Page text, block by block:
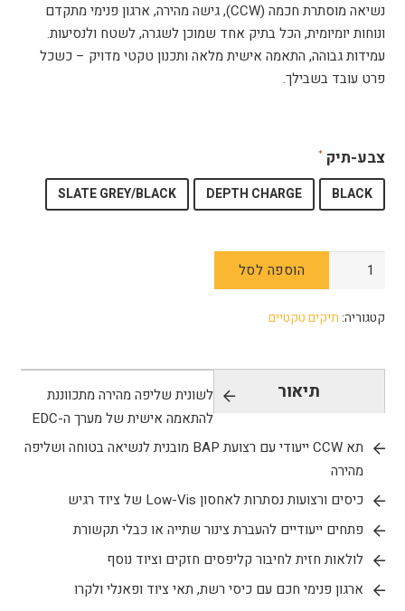
נשיאה מוסתרת חכמה (CCW), גישה מהירה, ארגון פנימי מתקדם
ונוחות יומיומית, הכל בתיק אחד שמוכן לשגרה, לשטח ולנסיעות.
עמידות גבוהה, התאמה אישית מלאה ותכנון טקטי מדויק – כשכל
פרט עובד בשבילך.
צבע-תיק
BLACK
DEPTH CHARGE
SLATE GREY/BLACK
כמות
Gamut
הוספה לסל
קטגוריה: תיקים טקטיים
תיאור
לשונית שליפה מהירה מתכווננת
להתאמה אישית של מערך ה-EDC
תא CCW ייעודי עם רצועת BAP מובנית לנשיאה בטוחה ושליפה
מהירה
כיסים ורצועות נסתרות לאחסון Low-Vis של ציוד רגיש
פתחים ייעודיים להעברת צינור שתייה או כבלי תקשורת
לולאות חזית לחיבור קליפסים חזקים וציוד נוסף
ארגון פנימי חכם עם כיסי רשת, תאי ציוד ופאנלי ולקרו